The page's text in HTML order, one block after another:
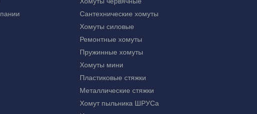
Сантехнические хомуты
Хомуты силовые
Ремонтные хомуты
Пружинные хомуты
Хомуты мини
Пластиковые стяжки
Металлические стяжки
Хомут пыльника ШРУСа